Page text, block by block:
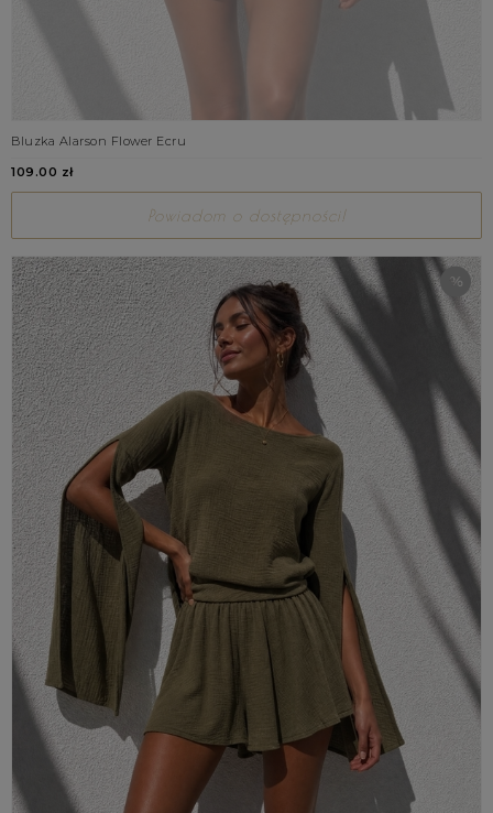
Bluzka Alarson Flower Ecru
109.00 zł
Powiadom o dostępności!